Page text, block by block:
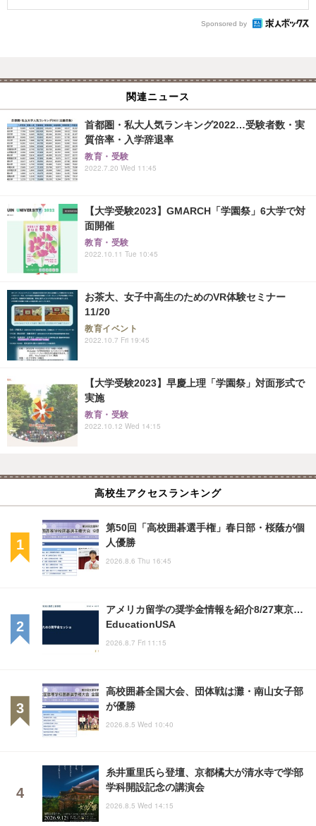
Sponsored by
関連ニュース
首都圏・私大人気ランキング2022…受験者数・実
質倍率・入学辞退率
教育・受験
2022.7.20 Wed 11:45
【大学受験2023】GMARCH「学園祭」6大学で対
面開催
教育・受験
2022.10.11 Tue 10:45
お茶大、女子中高生のためのVR体験セミナー
11/20
教育イベント
2022.10.7 Fri 19:45
【大学受験2023】早慶上理「学園祭」対面形式で
実施
教育・受験
2022.10.12 Wed 14:15
高校生アクセスランキング
第50回「高校囲碁選手権」春日部・桜蔭が個
人優勝
2026.8.6 Thu 16:45
アメリカ留学の奨学金情報を紹介8/27東京…
EducationUSA
2026.8.7 Fri 11:15
高校囲碁全国大会、団体戦は灘・南山女子部
が優勝
2026.8.5 Wed 10:40
糸井重里氏ら登壇、京都橘大が清水寺で学部
学科開設記念の講演会
2026.8.5 Wed 14:15